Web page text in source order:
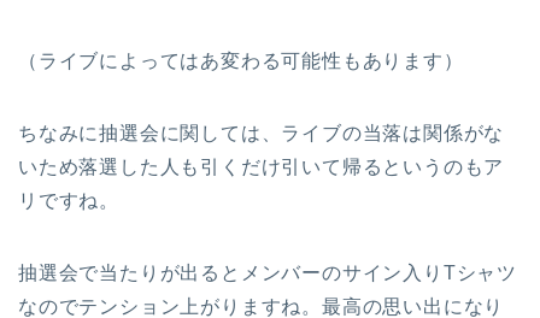
（ライブによってはあ変わる可能性もあります）
ちなみに抽選会に関しては、ライブの当落は関係がな
いため落選した人も引くだけ引いて帰るというのもア
リですね。
抽選会で当たりが出るとメンバーのサイン入りTシャツ
なのでテンション上がりますね。最高の思い出になり